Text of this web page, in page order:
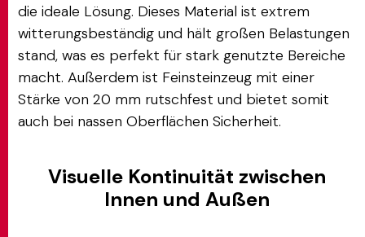
die ideale Lösung. Dieses Material ist extrem
witterungsbeständig und hält großen Belastungen
stand, was es perfekt für stark genutzte Bereiche
macht. Außerdem ist Feinsteinzeug mit einer
Stärke von 20 mm rutschfest und bietet somit
auch bei nassen Oberflächen Sicherheit.
Visuelle Kontinuität zwischen
Innen und Außen